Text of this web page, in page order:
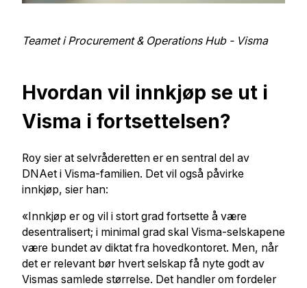
Teamet i Procurement & Operations Hub - Visma
Hvordan vil innkjøp se ut i
Visma i fortsettelsen?
Roy sier at selvråderetten er en sentral del av
DNAet i Visma-familien. Det vil også påvirke
innkjøp, sier han:
«Innkjøp er og vil i stort grad fortsette å være
desentralisert; i minimal grad skal Visma-selskapene
være bundet av diktat fra hovedkontoret. Men, når
det er relevant bør hvert selskap få nyte godt av
Vismas samlede størrelse. Det handler om fordeler